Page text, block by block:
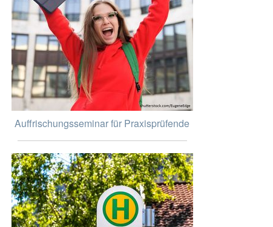
Auffrischungsseminar für Praxisprüfende